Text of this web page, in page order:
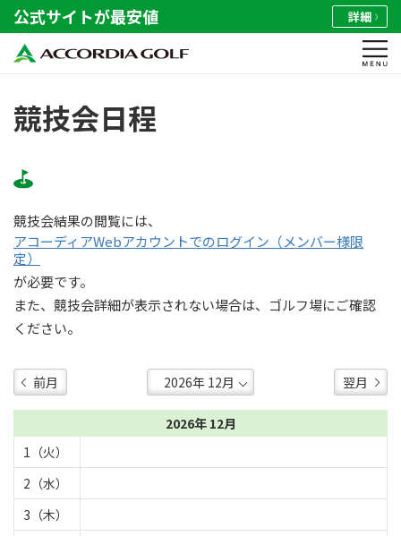
公式サイトが最安値 詳細
競技会日程
競技会結果の閲覧には、
アコーディアWebアカウントでのログイン（メンバー様限
定）
が必要です。
また、競技会詳細が表示されない場合は、ゴルフ場にご確認
ください。
前月 翌月
2026年 12月
1（火）
2（水）
3（木）